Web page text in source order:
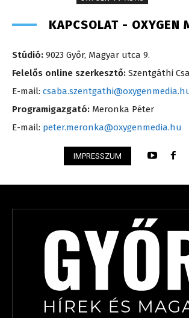
KAPCSOLAT - OXYGEN
Stúdió: 9023 Győr, Magyar utca 9.
Felelős online szerkesztő: Szentgáthi
E-mail:
Programigazgató: Meronka Péter
E-mail: peter.meronka@oxygenmedia.hu
IMPRESSZUM